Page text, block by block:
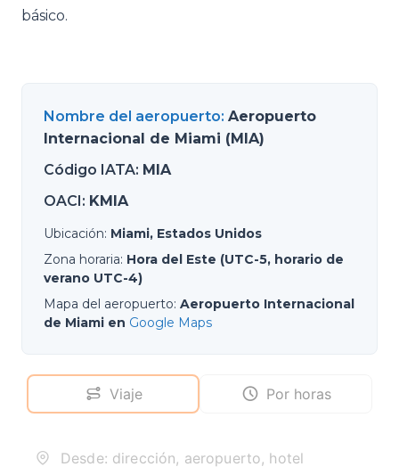
básico.
Nombre del aeropuerto: Aeropuerto
Internacional de Miami (MIA)
Código IATA: MIA
OACI: KMIA
Ubicación: Miami, Estados Unidos
Zona horaria: Hora del Este (UTC-5, horario de
verano UTC-4)
Mapa del aeropuerto: Aeropuerto Internacional
de Miami en Google Maps